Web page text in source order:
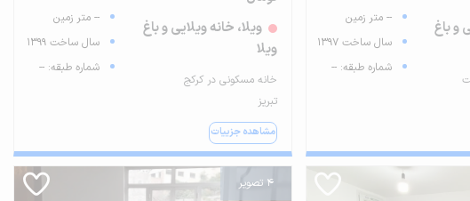
و باغ
-- متر زمین
سال ساخت 1397
شماره طبقه: --
ویلا، خانه ویلایی و باغ
ویلا
خانه مسکونی در کرکج
تبریز
مشاهده جزییات
-- متر زمین
سال ساخت 1399
شماره طبقه: --
4 تصویر